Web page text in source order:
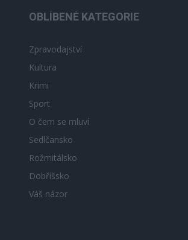
OBLÍBENÉ KATEGORIE
Zpravodajství
Kultura
Krimi
Sport
O čem se mluví
Sedlčansko
Rožmitálsko
Dobříšsko
Váš názor